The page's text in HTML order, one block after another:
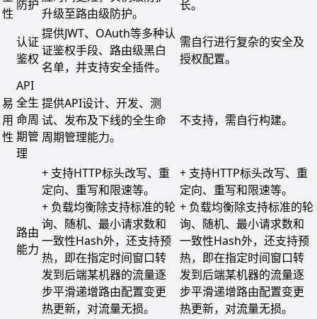
性
防护
升级至路由级防护。
长。
认证
鉴权
提供JWT、OAuth等多种认
证鉴权手段、路由级黑白
名单，并支持安全插件。
需自行进行复杂的安全及
授权配置。
易
用
性
API
全生
命周
期管
理
提供API设计、开发、测
试、发布及下线的全生命
周期管理能力。
不支持，需自行构建。
路由
能力
+ 支持HTTP标头改写、重
定向、重写和限速等。
+ 负载均衡除支持标准的轮
询、随机、最小请求数和
一致性Hash外，还支持预
热，即在指定时间窗口转
发到后端某机器的流量逐
步平滑递增路由配置变更
热更新，对流量无损。
+ 支持HTTP标头改写、重
定向、重写和限速等。
+ 负载均衡除支持标准的轮
询、随机、最小请求数和
一致性Hash外，还支持预
热，即在指定时间窗口转
发到后端某机器的流量逐
步平滑递增路由配置变更
热更新，对流量无损。